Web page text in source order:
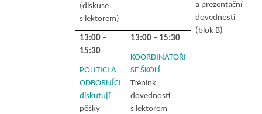
a prezentační
dovednosti
(blok B)
(diskuse
s lektorem)
13:00 –
15:30
POLITICI A
ODBORNÍCI
diskutují
pěšky
13:00 – 15:30
KOORDINÁTOŘI
SE ŠKOLÍ
Trénink
dovedností
s lektorem